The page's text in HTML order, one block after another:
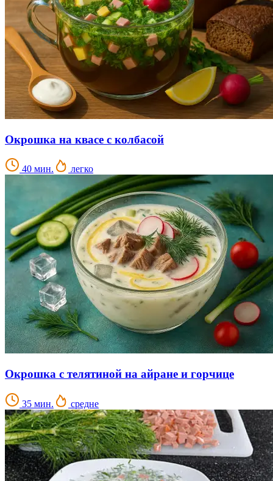
Окрошка на квасе с колбасой
40 мин. легко
Окрошка с телятиной на айране и горчице
35 мин. средне